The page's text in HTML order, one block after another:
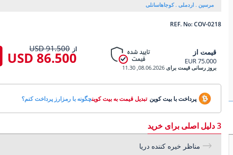
مرسین اردملی کوجاهاسانلی
REF. No: COV-0218
قیمت از
75.000 EUR
از 91.500 USD
86.500 USD
بروز رسانی قیمت برای08.06.2026, 11.30
پرداخت با بیت کوین تبدیل قیمت به بیت کوینچگونه با رمزارز پرداخت کنم؟
3 دلیل اصلی برای خرید
مناظر خیره کننده دریا